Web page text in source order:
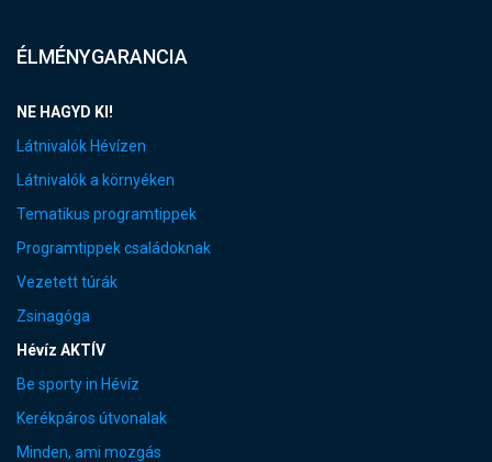
ÉLMÉNYGARANCIA
NE HAGYD KI!
Látnivalók Hévízen
Látnivalók a környéken
Tematikus programtippek
Programtippek családoknak
Vezetett túrák
Zsinagóga
Hévíz AKTÍV
Be sporty in Hévíz
Kerékpáros útvonalak
Minden, ami mozgás